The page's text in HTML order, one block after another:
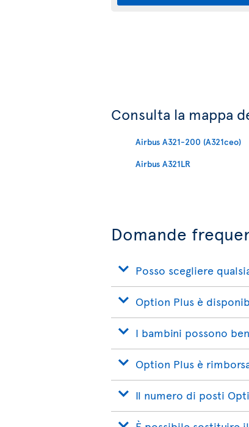
Consulta la mappa
Airbus A321-200 (A321ceo)
Airbus A321LR
Domande
Posso scegliere
Option Plus è
I bambini possono
Option Plus è
Il numero di posti